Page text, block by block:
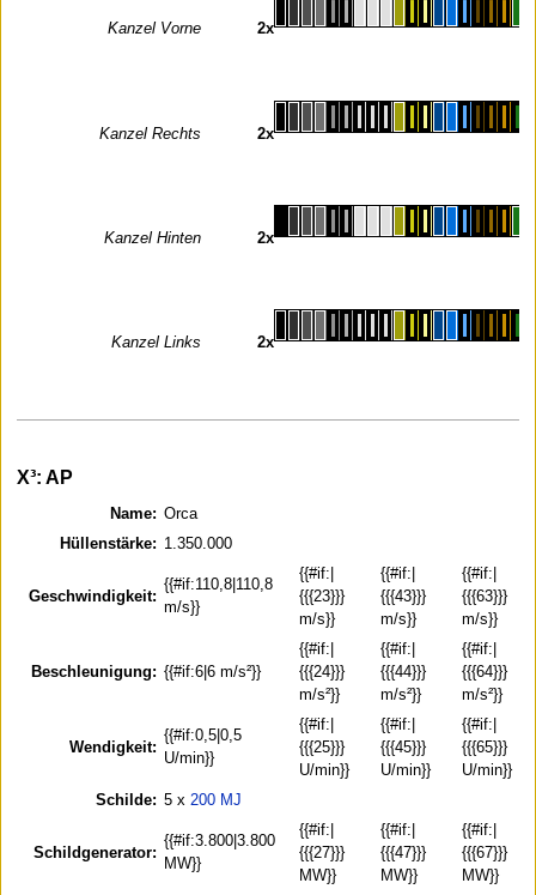
Kanzel Vorne 2x
Kanzel Rechts 2x
Kanzel Hinten 2x
Kanzel Links 2x
X³: AP
Name: Orca
Hüllenstärke: 1.350.000
Geschwindigkeit:
{{#if:110,8|110,8
m/s}}
{{#if:|
{{{23}}}
m/s}}
{{#if:|
{{{43}}}
m/s}}
{{#if:|
{{{63}}}
m/s}}
Beschleunigung: {{#if:6|6 m/s²}}
{{#if:|
{{{24}}}
m/s²}}
{{#if:|
{{{44}}}
m/s²}}
{{#if:|
{{{64}}}
m/s²}}
Wendigkeit:
{{#if:0,5|0,5
U/min}}
{{#if:|
{{{25}}}
U/min}}
{{#if:|
{{{45}}}
U/min}}
{{#if:|
{{{65}}}
U/min}}
Schilde: 5 x 200 MJ
Schildgenerator:
{{#if:3.800|3.800
MW}}
{{#if:|
{{{27}}}
MW}}
{{#if:|
{{{47}}}
MW}}
{{#if:|
{{{67}}}
MW}}